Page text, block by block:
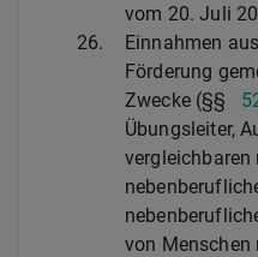
vom 20. Juli
26.
Einnahmen
Förderung
Zwecke (§§
Übungsleiter,
vergleichbaren
von Menschen